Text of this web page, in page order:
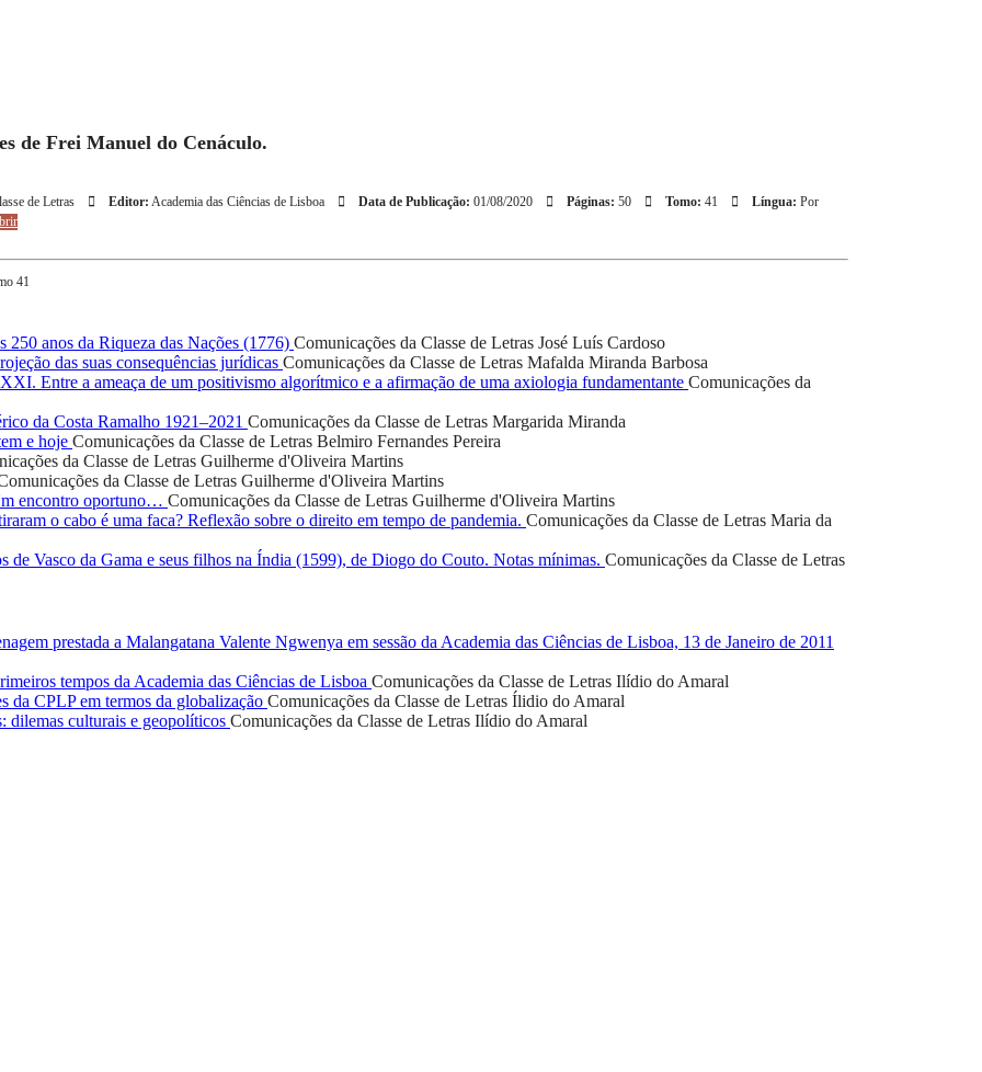
de Frei Manuel do Cenáculo.
de Letras Editor: Academia das Ciências de Lisboa Data de Publicação: 01/08/2020 Páginas: 50 Tomo: 41 Língua: Por
41
anos da Riqueza das Nações (1776) Comunicações da Classe de Letras José Luís Cardoso
das suas consequências jurídicas Comunicações da Classe de Letras Mafalda Miranda Barbosa
Entre a ameaça de um positivismo algorítmico e a afirmação de uma axiologia fundamentante Comunicações da
da Costa Ramalho 1921–2021 Comunicações da Classe de Letras Margarida Miranda
e hoje Comunicações da Classe de Letras Belmiro Fernandes Pereira
da Classe de Letras Guilherme d'Oliveira Martins
da Classe de Letras Guilherme d'Oliveira Martins
encontro oportuno… Comunicações da Classe de Letras Guilherme d'Oliveira Martins
o cabo é uma faca? Reflexão sobre o direito em tempo de pandemia. Comunicações da Classe de Letras Maria da
de Vasco da Gama e seus filhos na Índia (1599), de Diogo do Couto. Notas mínimas. Comunicações da Classe de Letras
prestada a Malangatana Valente Ngwenya em sessão da Academia das Ciências de Lisboa, 13 de Janeiro de 2011
tempos da Academia das Ciências de Lisboa Comunicações da Classe de Letras Ilídio do Amaral
da CPLP em termos da globalização Comunicações da Classe de Letras Ílidio do Amaral
dilemas culturais e geopolíticos Comunicações da Classe de Letras Ilídio do Amaral